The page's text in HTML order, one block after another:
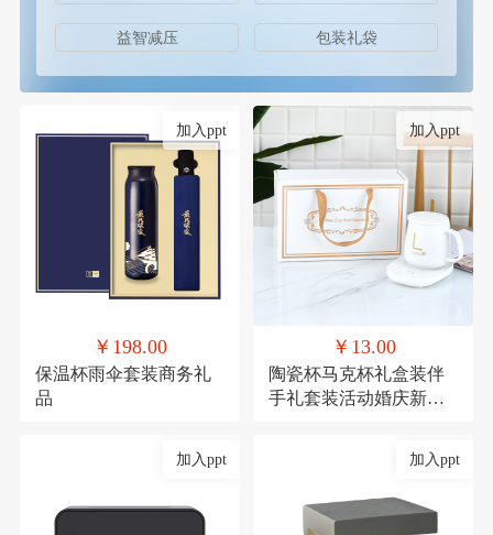
益智减压 包装礼袋
加入ppt
￥198.00
保温杯雨伞套装商务礼
品
加入ppt
￥13.00
陶瓷杯马克杯礼盒装伴
手礼套装活动婚庆新年
加入ppt 加入ppt